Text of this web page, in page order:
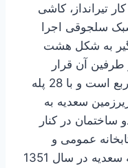
کار تیرانداز، کاشی
سلجوقی اجرا
به شکل هشت
آن قرار
گرفت. حوض حدود 30.25 متر مربع است و با 28 پله
سعدیه به
در کنار
عمومی و
دیگری دفتر سعدیه است. کتابخانه سعدیه در سال 1351